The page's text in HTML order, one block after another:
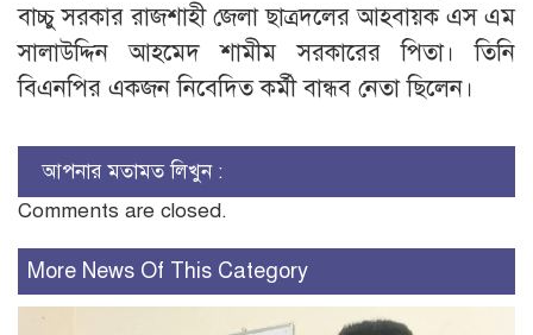
বাচ্চু সরকার রাজশাহী জেলা ছাত্রদলের আহবায়ক এস এম
সালাউদ্দিন আহমেদ শামীম সরকারের পিতা। তিনি
বিএনপির একজন নিবেদিত কর্মী বান্ধব নেতা ছিলেন।
আপনার মতামত লিখুন :
Comments are closed.
More News Of This Category